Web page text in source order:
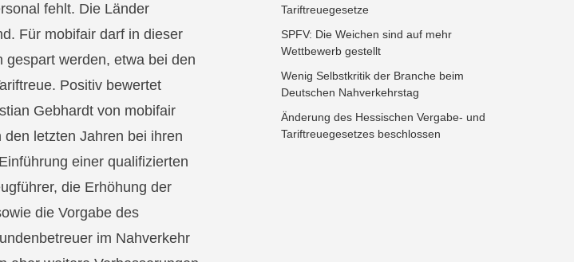
fehlt. Die Länder
Für mobifair darf in dieser
werden, etwa bei den
Positiv bewertet
Gebhardt von mobifair
letzten Jahren bei ihren
einer qualifizierten
die Erhöhung der
die Vorgabe des
im Nahverkehr
Tariftreuegesetze
SPFV: Die Weichen sind auf mehr
Wettbewerb gestellt
Wenig Selbstkritik der Branche beim
Deutschen Nahverkehrstag
Änderung des Hessischen Vergabe- und
Tariftreuegesetzes beschlossen